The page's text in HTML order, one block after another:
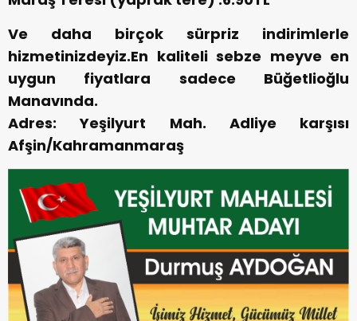
Ve daha birçok sürpriz indirimlerle
hizmetinizdeyiz.En kaliteli sebze meyve en
uygun fiyatlara sadece Büğetlioğlu
Manavında.
Adres: Yeşilyurt Mah. Adliye karşısı
Afşin/Kahramanmaraş